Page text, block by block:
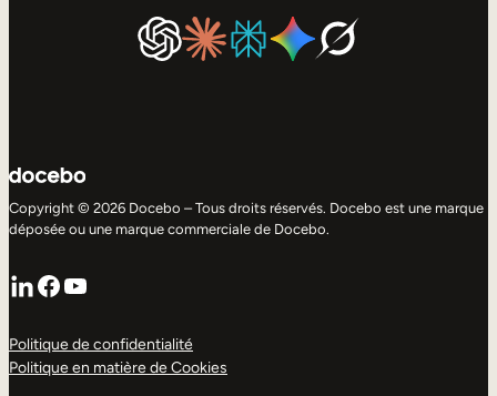
Copyright © 2026 Docebo – Tous droits réservés. Docebo est une marque
déposée ou une marque commerciale de Docebo.
LinkedIn
Facebook
YouTube
Politique de confidentialité
Politique en matière de Cookies